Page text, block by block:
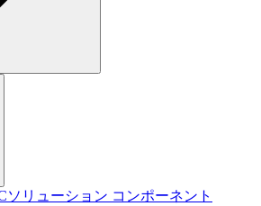
ソリューション コンポーネント